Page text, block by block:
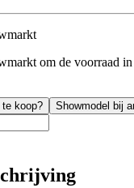
om de voorraad
te koop? Showmodel bij